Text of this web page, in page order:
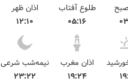
طلوع آفتاب
۰۵:۱۶
اذان ظهر
۱۲:۱۰
اذان مغرب
۱۹:۲۴
نیمه‌شب شرعی
۲۳:۲۲